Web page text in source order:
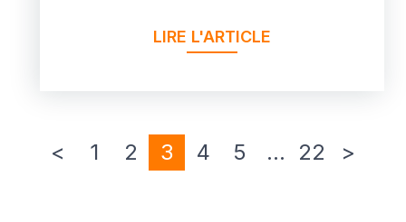
LIRE L'ARTICLE
< 1 2 3 4 5 … 22 >